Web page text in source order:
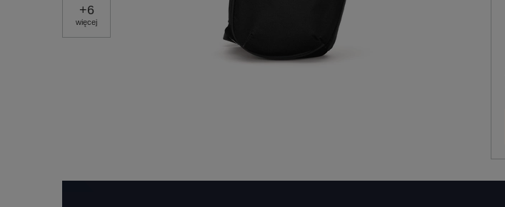
+6
więcej